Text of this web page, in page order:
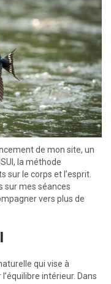
de mon site, un
la méthode
sur le corps et l’esprit.
sur mes séances
vers plus de
qui vise à
intérieur. Dans